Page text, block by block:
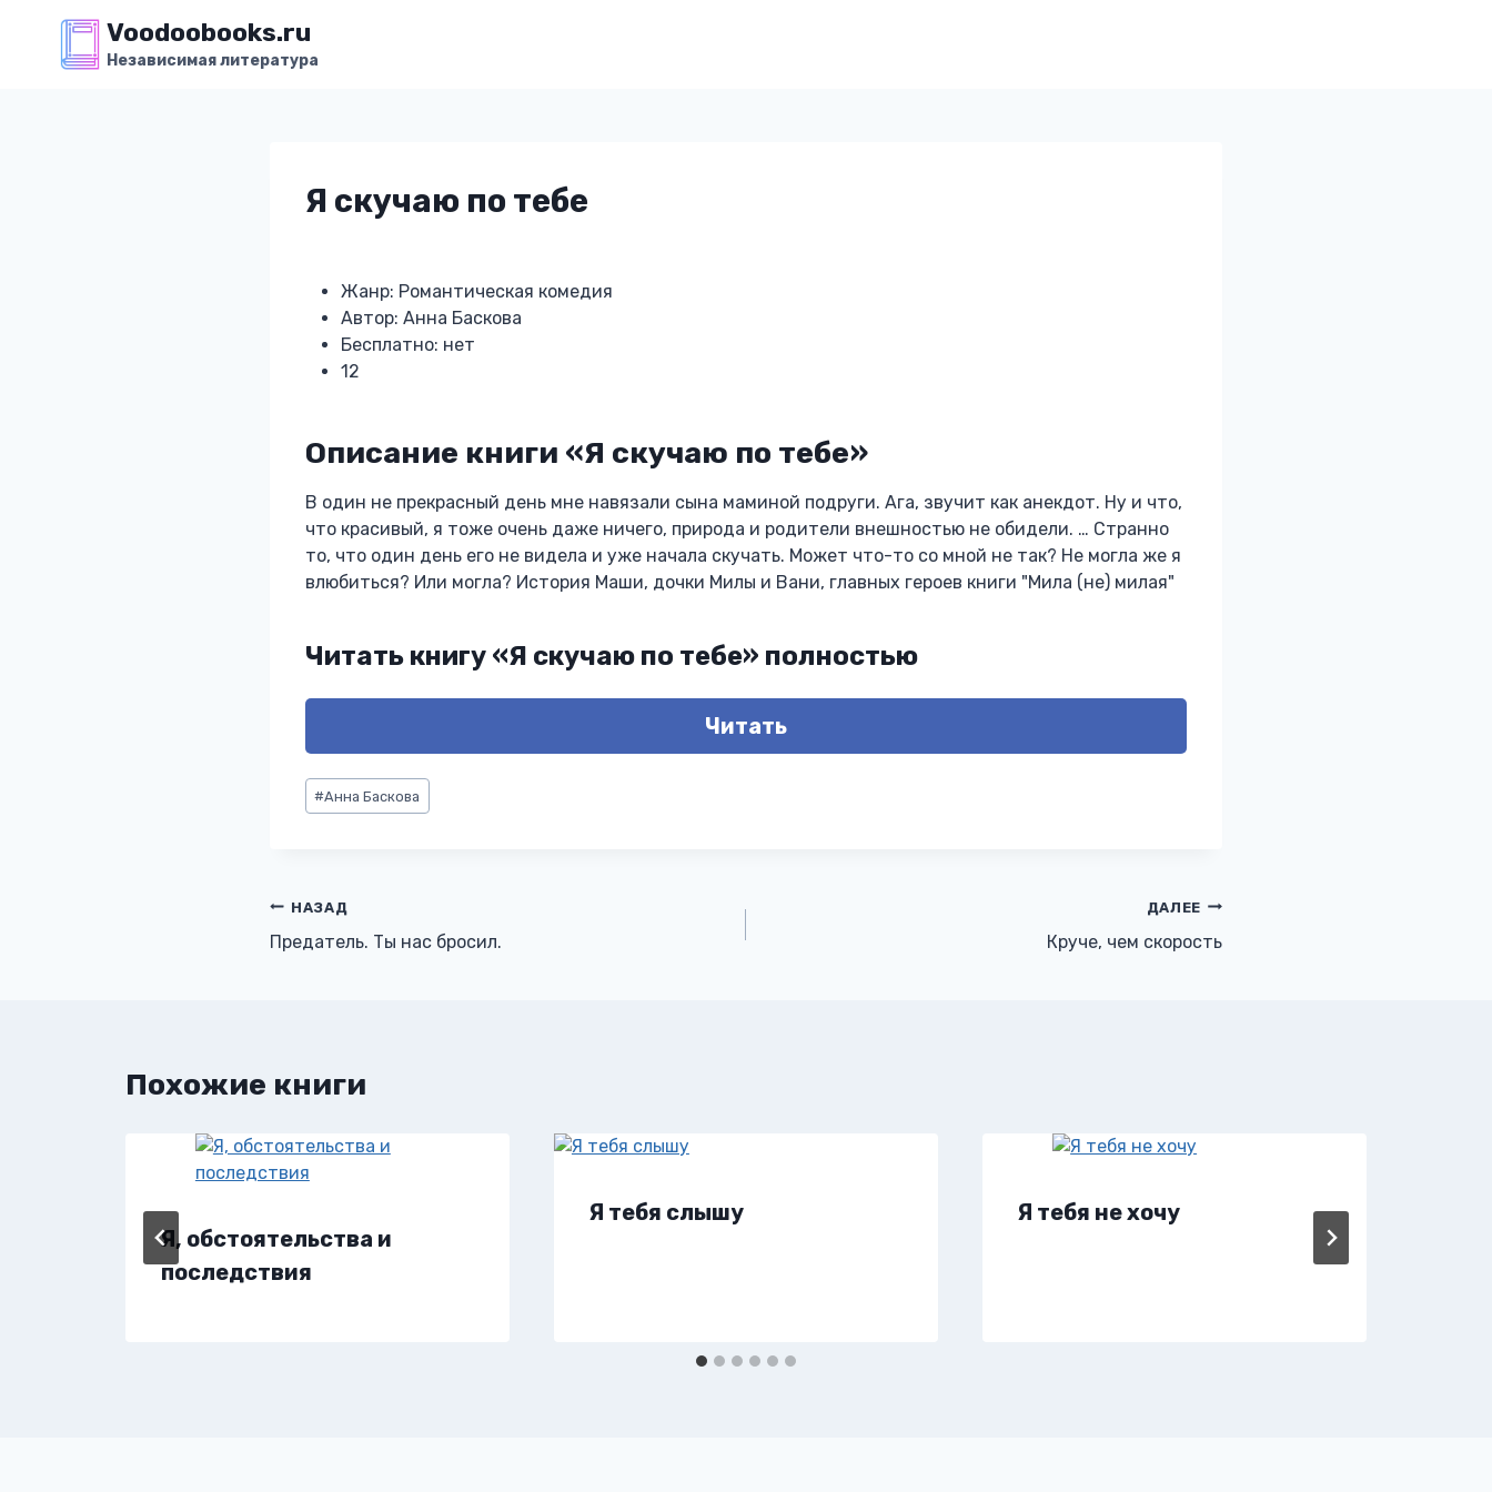
содержимому
Voodoobooks.ru
Независимая литература
Я скучаю по тебе
Жанр: Романтическая комедия
Автор: Анна Баскова
Бесплатно: нет
12
Описание книги «Я скучаю по тебе»
В один не прекрасный день мне навязали сына маминой подруги. Ага, звучит как анекдот. Ну и что,
что красивый, я тоже очень даже ничего, природа и родители внешностью не обидели. … Странно
то, что один день его не видела и уже начала скучать. Может что-то со мной не так? Не могла же я
влюбиться? Или могла? История Маши, дочки Милы и Вани, главных героев книги "Мила (не) милая"
Читать книгу «Я скучаю по тебе» полностью
Читать
Метки
записи:
#Анна Баскова
Навигация
по
НАЗАД
Предатель. Ты нас бросил.
ДАЛЕЕ
Круче, чем скорость
Похожие книги
Я, обстоятельства и
последствия
Я тебя слышу Я тебя не хочу